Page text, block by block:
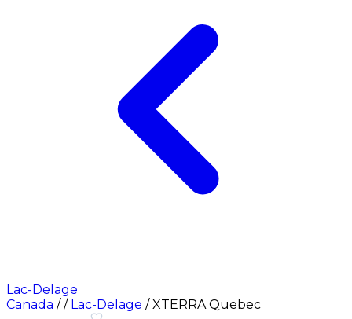
Lac-Delage
Canada / / Lac-Delage / XTERRA Quebec